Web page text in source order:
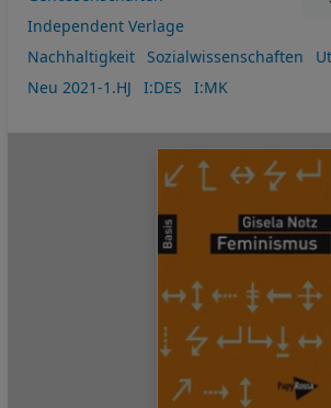
Independent Verlage
Nachhaltigkeit
Sozialwissenschaften
Neu 2021-1.HJ
I:DES I:MK